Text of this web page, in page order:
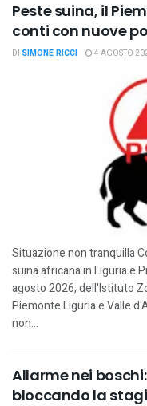
Peste suina, il
conti con nuove
DI SIMONE RICCI 4 AGOSTO
Situazione non tranquilla
suina africana in Liguria e
agosto 2026, dell'Istituto
Piemonte Liguria e Valle
non...
Allarme nei
bloccando la